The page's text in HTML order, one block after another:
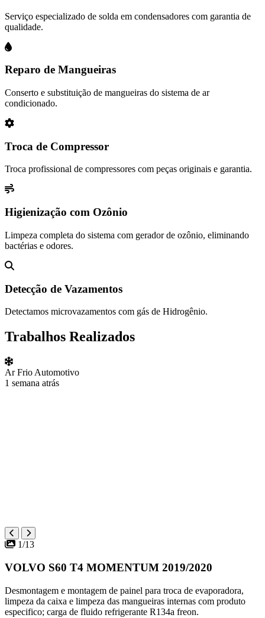
Serviço especializado de solda em condensadores com garantia de
qualidade.
Reparo de Mangueiras
Conserto e substituição de mangueiras do sistema de ar
condicionado.
Troca de Compressor
Troca profissional de compressores com peças originais e garantia.
Higienização com Ozônio
Limpeza completa do sistema com gerador de ozônio, eliminando
bactérias e odores.
Detecção de Vazamentos
Detectamos microvazamentos com gás de Hidrogênio.
Trabalhos Realizados
Ar Frio Automotivo
1 semana atrás
1/13
VOLVO S60 T4 MOMENTUM 2019/2020
Desmontagem e montagem de painel para troca de evaporadora,
limpeza da caixa e limpeza das mangueiras internas com produto
especifico; carga de fluido refrigerante R134a freon.